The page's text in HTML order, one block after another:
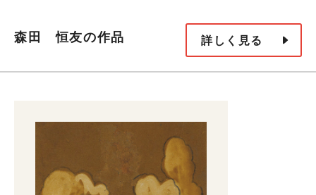
森田 恒友の作品 詳しく見る